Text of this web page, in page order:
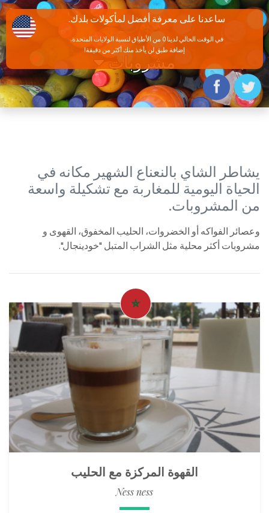
مشروبات
يشاطر الشاي بالنعناع الشهير مكانه في
الحياة اليومية للمغاربة مع تشكيلة واسعة
من المشروبات.
وعصائر الفواكه أو الخضروات، الحليب المخفوق، القهوى و
مشروبات أكثر محلية مثل الشراب المتبل "خودينجال".
القهوة المركزة مع الحليب
Ness ness
ساعدنا على معرفة أفضل لمأكولات بلدك.
في الوقت الحالي لدينا 0 من الأطباق لنسبة الولايات المتحدة.
إضافة طبق لن يأخذ منك أكثر من دقيقة!